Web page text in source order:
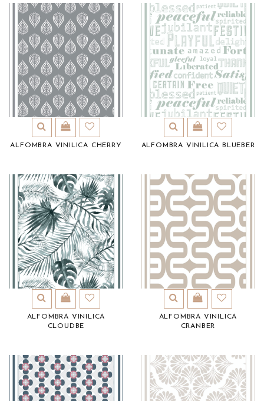
ALFOMBRA VINILICA CHERRY ALFOMBRA VINILICA BLUEBER
ALFOMBRA VINILICA
CLOUDBE
ALFOMBRA VINILICA
CRANBER